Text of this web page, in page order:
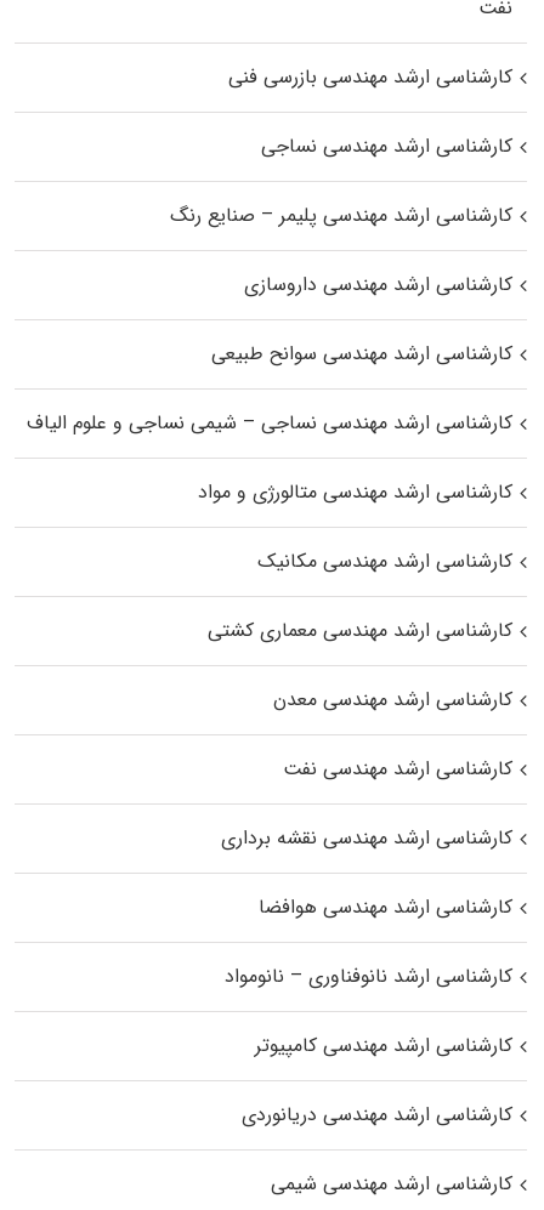
نفت
کارشناسی ارشد مهندسی بازرسی فنی
کارشناسی ارشد مهندسی نساجی
کارشناسی ارشد مهندسی پلیمر – صنایع رنگ
کارشناسی ارشد مهندسی داروسازی
کارشناسی ارشد مهندسی سوانح طبیعی
کارشناسی ارشد مهندسی نساجی – شیمی نساجی و علوم الیاف
کارشناسی ارشد مهندسی متالورژی و مواد
کارشناسی ارشد مهندسی مکانیک
کارشناسی ارشد مهندسی معماری کشتی
کارشناسی ارشد مهندسی معدن
کارشناسی ارشد مهندسی نفت
کارشناسی ارشد مهندسی نقشه برداری
کارشناسی ارشد مهندسی هوافضا
کارشناسی ارشد نانوفناوری – نانومواد
کارشناسی ارشد مهندسی کامپیوتر
کارشناسی ارشد مهندسی دریانوردی
کارشناسی ارشد مهندسی شیمی